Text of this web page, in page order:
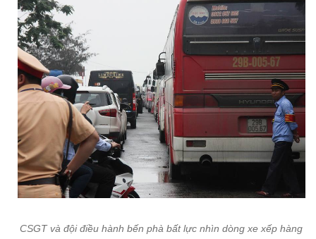
CSGT và đội điều hành bến phà bất lực nhìn dòng xe xếp hàng